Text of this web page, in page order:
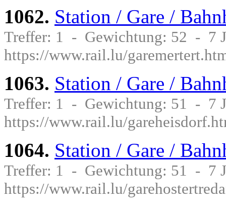
1062. Station / Gare /
Treffer: 1 - Gewichtung: 52 - 7
https://www.rail.lu/
1063. Station / Gare /
Treffer: 1 - Gewichtung: 51 - 7
https://www.rail.lu/
1064. Station / Gare /
Treffer: 1 - Gewichtung: 51 - 7
https://www.rail.lu/